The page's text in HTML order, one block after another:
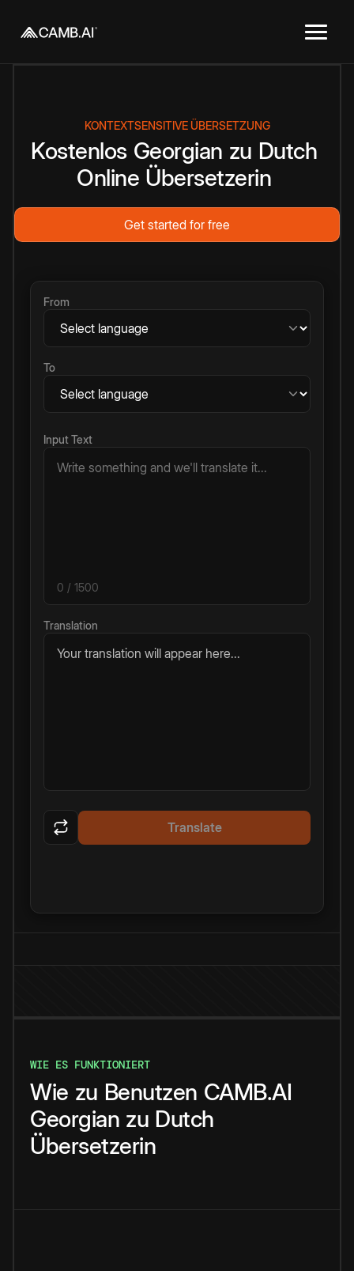
KONTEXTSENSITIVE ÜBERSETZUNG
Kostenlos Georgian zu Dutch
Online Übersetzerin
Get started for free
From
To
Input Text
0 / 1500
Translation
Your translation will appear here...
Translate
WIE ES FUNKTIONIERT
Wie zu Benutzen CAMB.AI
Georgian zu Dutch
Übersetzerin